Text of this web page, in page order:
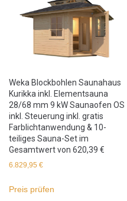
Weka Blockbohlen Saunahaus
Kurikka inkl. Elementsauna
28/68 mm 9 kW Saunaofen OS
inkl. Steuerung inkl. gratis
Farblichtanwendung & 10-
teiliges Sauna-Set im
Gesamtwert von 620,39 €
6.829,95 €
Preis prüfen